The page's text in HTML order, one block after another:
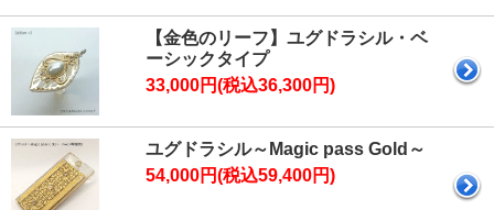
【金色のリーフ】ユグドラシル・ベ
ーシックタイプ
33,000円(税込36,300円)
ユグドラシル～Magic pass Gold～
54,000円(税込59,400円)